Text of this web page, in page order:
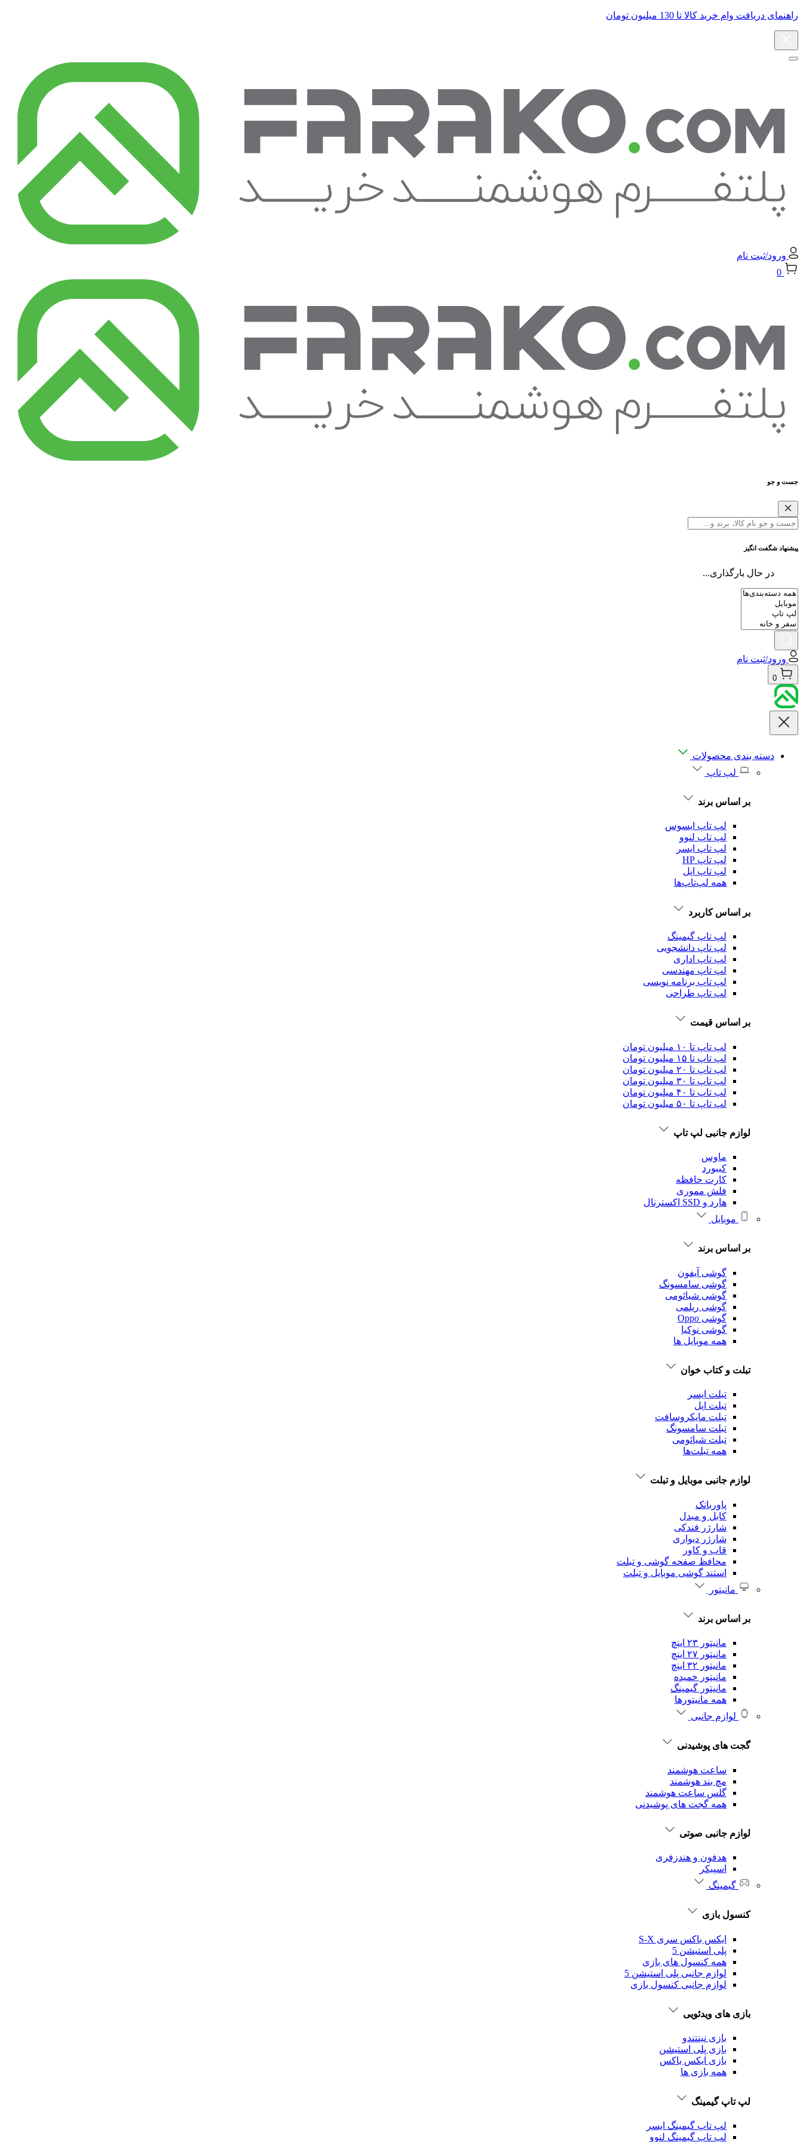
راهنمای دریافت وام خرید کالا تا 130 میلیون تومان
ورود/ثبت نام
0
جست و جو
پیشنهاد شگفت انگیز
در حال بارگذاری...
ورود/ثبت نام
0
دسته بندی محصولات
لپ تاپ
بر اساس برند
لپ تاپ ایسوس
لپ تاپ لنوو
لپ تاپ ایسر
لپ تاپ HP
لپ تاپ اپل
همه لپ‌تاپ‌ها
بر اساس کاربرد
لپ تاپ گیمینگ
لپ تاپ دانشجویی
لپ تاپ اداری
لپ تاپ مهندسی
لپ تاپ برنامه نویسی
لپ تاپ طراحی
بر اساس قیمت
لپ تاپ تا ۱۰ میلیون تومان
لپ تاپ تا ۱۵ میلیون تومان
لپ تاپ تا ۲۰ میلیون تومان
لپ تاپ تا ۳۰ میلیون تومان
لپ تاپ تا ۴۰ میلیون تومان
لپ تاپ تا ۵۰ میلیون تومان
لوازم جانبی لپ تاپ
ماوس
کیبورد
کارت حافظه
فلش مموری
هارد و SSD اکسترنال
موبایل
بر اساس برند
گوشی آیفون
گوشی سامسونگ
گوشی شیائومی
گوشی ریلمی
گوشی Oppo
گوشی نوکیا
همه موبایل ها
تبلت و کتاب خوان
تبلت ایسر
تبلت اپل
تبلت‌ مایکروسافت
تبلت‌ سامسونگ
تبلت شیائومی
همه تبلت‌ها
لوازم جانبی موبایل و تبلت
پاوربانک
کابل و مبدل
شارژر فندکی
شارژر دیواری
قاب و کاور
محافظ صفحه گوشی و تبلت
استند گوشی موبایل و تبلت
مانیتور
بر اساس برند
مانیتور ۲۳ اینچ
مانیتور ۲۷ اینچ
مانیتور ۳۲ اینچ
مانیتور خمیده
مانیتور گیمینگ
همه مانیتورها
لوازم جانبی
گجت های پوشیدنی
ساعت هوشمند
مچ بند هوشمند
گلس ساعت هوشمند
همه گجت های پوشیدنی
لوازم جانبی صوتی
هدفون و هندزفری
اسپیکر
گیمینگ
کنسول بازی
ایکس باکس سری S-X
پلی استیشن 5
همه کنسول های بازی
لوازم جانبی پلی استیشن 5
لوازم جانبی کنسول بازی
بازی های ویدئویی
بازی نینتندو
بازی پلی استیشن
بازی ایکس باکس
همه بازی ها
لپ تاپ گیمینگ
لپ تاپ گیمینگ ایسر
لپ تاپ گیمینگ لنوو